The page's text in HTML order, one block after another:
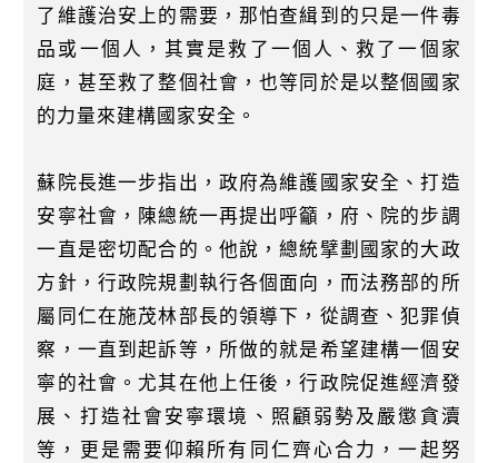
了維護治安上的需要，那怕查緝到的只是一件毒
品或一個人，其實是救了一個人、救了一個家
庭，甚至救了整個社會，也等同於是以整個國家
的力量來建構國家安全。
蘇院長進一步指出，政府為維護國家安全、打造
安寧社會，陳總統一再提出呼籲，府、院的步調
一直是密切配合的。他說，總統擘劃國家的大政
方針，行政院規劃執行各個面向，而法務部的所
屬同仁在施茂林部長的領導下，從調查、犯罪偵
察，一直到起訴等，所做的就是希望建構一個安
寧的社會。尤其在他上任後，行政院促進經濟發
展、打造社會安寧環境、照顧弱勢及嚴懲貪瀆
等，更是需要仰賴所有同仁齊心合力，一起努